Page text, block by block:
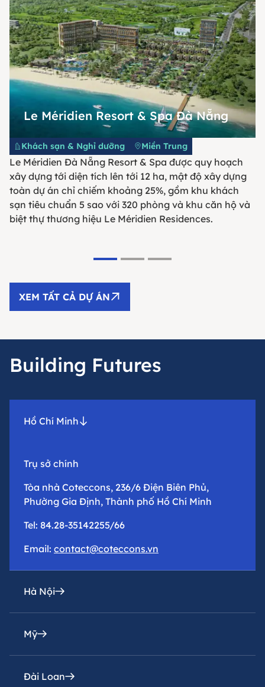
Le Méridien Resort & Spa Đà Nẵng
Khách sạn & Nghỉ dưỡng Miền Trung
Le Méridien Đà Nẵng Resort & Spa được quy hoạch
xây dựng tới diện tích lên tới 12 ha, mật độ xây dựng
toàn dự án chỉ chiếm khoảng 25%, gồm khu khách
sạn tiêu chuẩn 5 sao với 320 phòng và khu căn hộ và
biệt thự thương hiệu Le Méridien Residences.
XEM TẤT CẢ DỰ ÁN
Building Futures
Hồ Chí Minh
Trụ sở chính
Tòa nhà Coteccons, 236/6 Điện Biên Phủ,
Phường Gia Định, Thành phố Hồ Chí Minh
Tel: 84.28-35142255/66
Email: contact@coteccons.vn
Hà Nội
Văn phòng đại diện
Tầng 8 – Tháp 2 – Tòa Capital Place – Số 29 Liễu
Giai, Phường Ba Đình, Thành phố Hà Nội
Mỹ
Coteccons Construction Inc.
Đài Loan